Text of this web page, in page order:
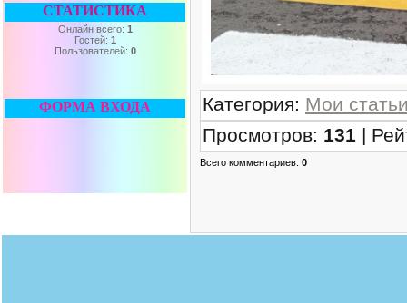
СТАТИСТИКА
Онлайн всего: 1
Гостей: 1
Пользователей: 0
ФОРМА ВХОДА Категория: Мои
Просмотров: 131 |
Всего комментариев: 0